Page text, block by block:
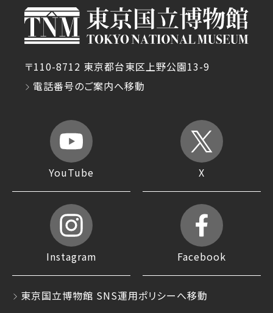
〒110-8712 東京都台東区上野公園13-9
電話番号のご案内へ移動
YouTube X
Instagram Facebook
東京国立博物館 SNS運用ポリシーへ移動